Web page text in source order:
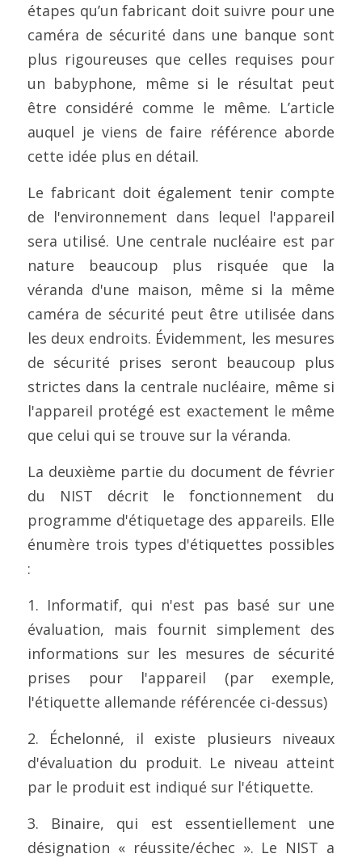
étapes qu’un fabricant doit suivre pour une
caméra de sécurité dans une banque sont
plus rigoureuses que celles requises pour
un babyphone, même si le résultat peut
être considéré comme le même. L’article
auquel je viens de faire référence aborde
cette idée plus en détail.
Le fabricant doit également tenir compte
de l'environnement dans lequel l'appareil
sera utilisé. Une centrale nucléaire est par
nature beaucoup plus risquée que la
véranda d'une maison, même si la même
caméra de sécurité peut être utilisée dans
les deux endroits. Évidemment, les mesures
de sécurité prises seront beaucoup plus
strictes dans la centrale nucléaire, même si
l'appareil protégé est exactement le même
que celui qui se trouve sur la véranda.
La deuxième partie du document de février
du NIST décrit le fonctionnement du
programme d'étiquetage des appareils. Elle
énumère trois types d'étiquettes possibles
:
1. Informatif, qui n'est pas basé sur une
évaluation, mais fournit simplement des
informations sur les mesures de sécurité
prises pour l'appareil (par exemple,
l'étiquette allemande référencée ci-dessus)
2. Échelonné, il existe plusieurs niveaux
d'évaluation du produit. Le niveau atteint
par le produit est indiqué sur l'étiquette.
3. Binaire, qui est essentiellement une
désignation « réussite/échec ». Le NIST a